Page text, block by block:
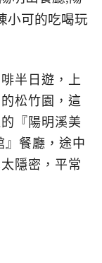
半日遊，上
松竹園，這
『陽明溪美
』餐廳，途中
隱密，平常